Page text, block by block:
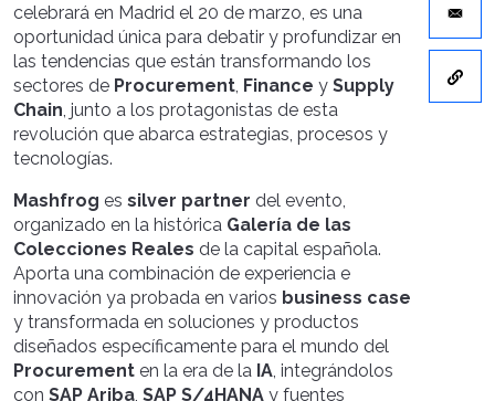
celebrará en Madrid el 20 de marzo, es una
oportunidad única para debatir y profundizar en
las tendencias que están transformando los
sectores de Procurement, Finance y Supply
Chain, junto a los protagonistas de esta
revolución que abarca estrategias, procesos y
tecnologías.
Mashfrog es silver partner del evento,
organizado en la histórica Galería de las
Colecciones Reales de la capital española.
Aporta una combinación de experiencia e
innovación ya probada en varios business case
y transformada en soluciones y productos
diseñados específicamente para el mundo del
Procurement en la era de la IA, integrándolos
con SAP Ariba, SAP S/4HANA y fuentes